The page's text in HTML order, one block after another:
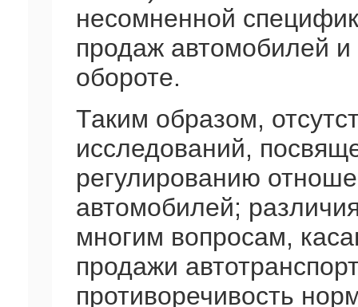
несомненной
продаж автомобилей
обороте.
Таким образом,
исследований,
регулированию
автомобилей;
многим вопросам,
продажи
противоречивость